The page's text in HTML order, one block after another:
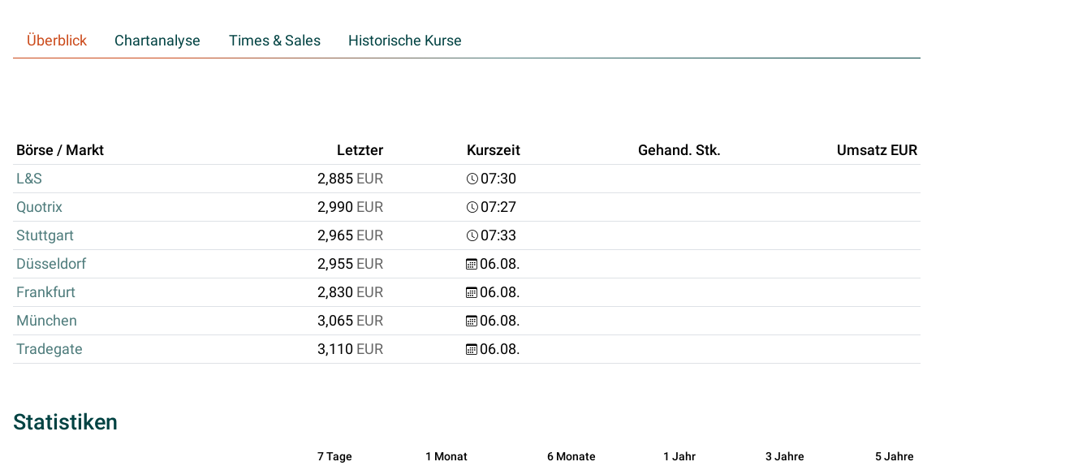
Überblick Chartanalyse Times & Sales Historische Kurse
Börse / Markt Letzter Kurszeit Gehand. Stk.
Umsatz EUR
L&S
2,885 EUR
07:30
Quotrix
2,990 EUR
07:27
Stuttgart
2,965 EUR
07:33
Düsseldorf
2,955 EUR
06.08.
Frankfurt
2,830 EUR
06.08.
München
3,065 EUR
06.08.
Tradegate
3,110 EUR 06.08.
Statistiken
7 Tage 1 Monat 6 Monate 1 Jahr 3 Jahre 5 Jahre